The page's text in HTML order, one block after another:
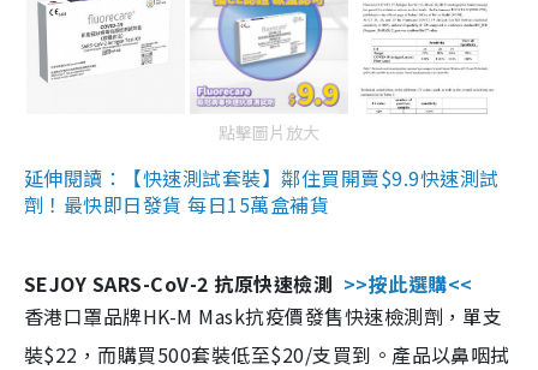
點擊圖片放大
延伸閱讀：【快速測試套裝】鄰住買開賣$9.9快速測試
劑！最快即日發貨 每日15萬盒補貨
SEJOY SARS-CoV-2 抗原快速檢測 >>按此選購<<
香港口罩品牌HK-M Mask抗疫價發售快速檢測劑，單支
裝$22，而購買500套裝低至$20/支買到。產品以鼻咽拭